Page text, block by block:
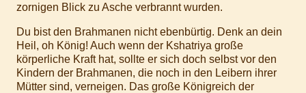
zornigen Blick zu Asche verbrannt wurden.
Du bist den Brahmanen nicht ebenbürtig. Denk an dein
Heil, oh König! Auch wenn der Kshatriya große
körperliche Kraft hat, sollte er sich doch selbst vor den
Kindern der Brahmanen, die noch in den Leibern ihrer
Mütter sind, verneigen. Das große Königreich der